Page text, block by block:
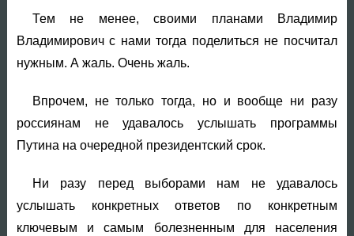
Тем не менее, своими планами Владимир
Владимирович с нами тогда поделиться не посчитал
нужным. А жаль. Очень жаль.
Впрочем, не только тогда, но и вообще ни разу
россиянам не удавалось услышать программы
Путина на очередной президентский срок.
Ни разу перед выборами нам не удавалось
услышать конкретных ответов по конкретным
ключевым и самым болезненным для населения